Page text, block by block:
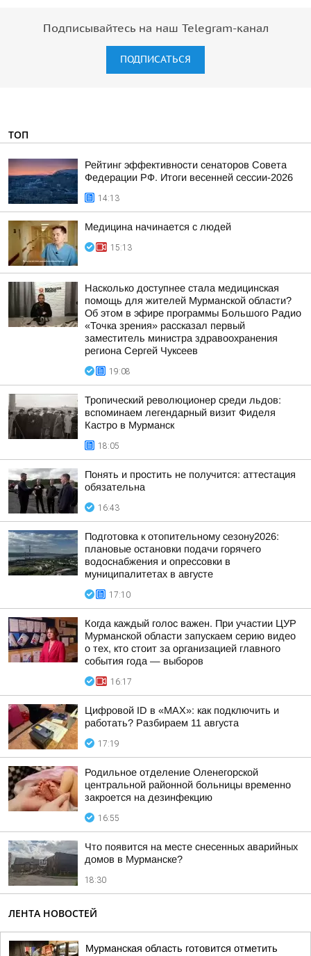
Подписывайтесь на наш Telegram-канал
ПОДПИСАТЬСЯ
ТОП
Рейтинг эффективности сенаторов Совета
Федерации РФ. Итоги весенней сессии-2026
14:13
Медицина начинается с людей
15:13
Насколько доступнее стала медицинская
помощь для жителей Мурманской области?
Об этом в эфире программы Большого Радио
«Точка зрения» рассказал первый
заместитель министра здравоохранения
региона Сергей Чуксеев
19:08
Тропический революционер среди льдов:
вспоминаем легендарный визит Фиделя
Кастро в Мурманск
18:05
Понять и простить не получится: аттестация
обязательна
16:43
Подготовка к отопительному сезону2026:
плановые остановки подачи горячего
водоснабжения и опрессовки в
муниципалитетах в августе
17:10
Когда каждый голос важен. При участии ЦУР
Мурманской области запускаем серию видео
о тех, кто стоит за организацией главного
события года — выборов
16:17
Цифровой ID в «MAX»: как подключить и
работать? Разбираем 11 августа
17:19
Родильное отделение Оленегорской
центральной районной больницы временно
закроется на дезинфекцию
16:55
Что появится на месте снесенных аварийных
домов в Мурманске?
18:30
ЛЕНТА НОВОСТЕЙ
Мурманская область готовится отметить